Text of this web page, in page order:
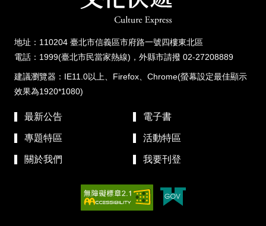
地址：110204 臺北市信義區市府路一號四樓東北區
電話：1999(臺北市民當家熱線)，外縣市請撥 02-27208889
建議瀏覽器：IE11.0以上、Firefox、Chrome(螢幕設定最佳顯示
效果為1920*1080)
最新公告 電子書
專題特區 活動特區
關於我們 我要刊登